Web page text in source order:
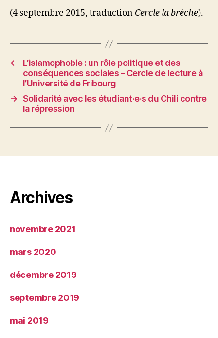
(4 septembre 2015, traduction Cercle la brèche).
←
L’islamophobie : un rôle politique et des
conséquences sociales – Cercle de lecture à
l’Université de Fribourg
→ Solidarité avec les étudiant·e·s du Chili contre
la répression
Archives
novembre 2021
mars 2020
décembre 2019
septembre 2019
mai 2019